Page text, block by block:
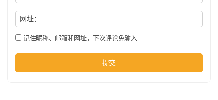
科
网址：
记住昵称、邮箱和网址，下次评论免输入
提交